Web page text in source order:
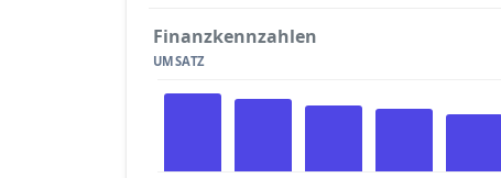
Finanzkennzahlen
UMSATZ